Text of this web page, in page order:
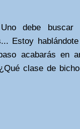
debe
Estoy
acabarás en
clase de